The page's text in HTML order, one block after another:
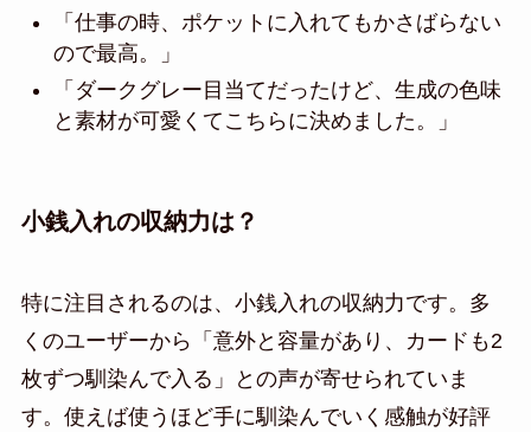
「仕事の時、ポケットに入れてもかさばらない
ので最高。」
「ダークグレー目当てだったけど、生成の色味
と素材が可愛くてこちらに決めました。」
小銭入れの収納力は？
特に注目されるのは、小銭入れの収納力です。多
くのユーザーから「意外と容量があり、カードも2
枚ずつ馴染んで入る」との声が寄せられていま
す。使えば使うほど手に馴染んでいく感触が好評